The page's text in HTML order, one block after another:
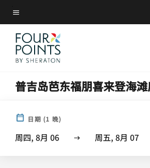
Skip
to
main
content
菜单文本
普吉岛芭东福朋喜来登海
日期 (1 晚)
周四, 8月 06 周五, 8月 07